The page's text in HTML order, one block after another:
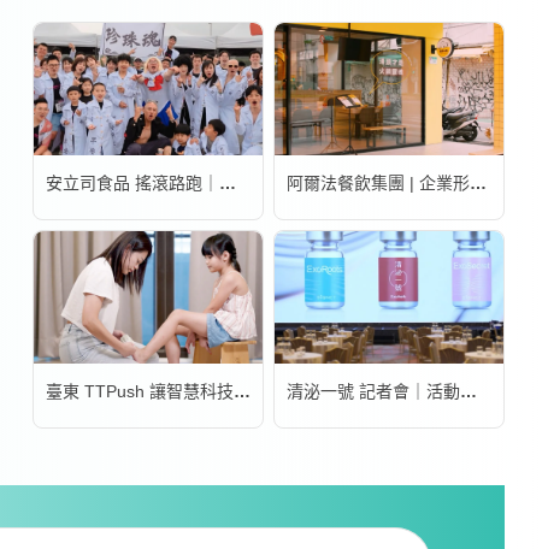
安立司食品 搖滾路跑｜活動錄影 阿爾法餐飲集團 | 企業形象宣傳片
臺東 TTPush 讓智慧科技更有溫度 | 形象影片 清泌一號 記者會｜活動錄影